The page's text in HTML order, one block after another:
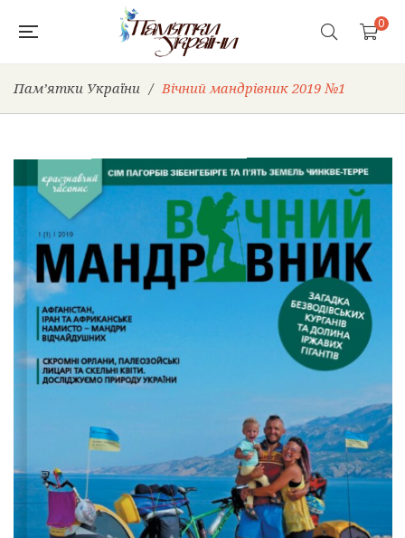
0
Пам’ятки України / Вічний мандрівник 2019 №1